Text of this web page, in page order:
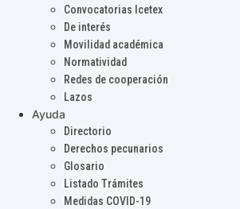
Convocatorias Icetex
De interés
Movilidad académica
Normatividad
Redes de cooperación
Lazos
Ayuda
Directorio
Derechos pecunarios
Glosario
Listado Trámites
Medidas COVID-19